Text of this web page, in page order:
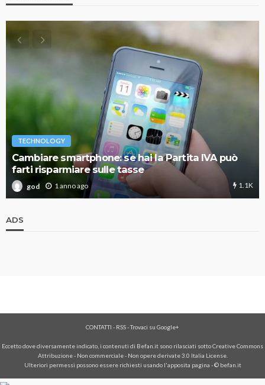
TECHNOLOGY
Cambiare smartphone: se hai la Partita IVA può
farti risparmiare sulle tasse
god 1 anno ago 1.1K
ADS
CONTATTI - RSS-Trovaci su Google+
Eccetto dove diversamente indicato, i contenuti di Befan.it sono rilasciati sotto Creative Commons
Attribuzione - Non commerciale - Non opere derivate 3.0 Italia License.
Ulteriori permessi possono essere richiesti usando l'apposita pagina - © befan.it